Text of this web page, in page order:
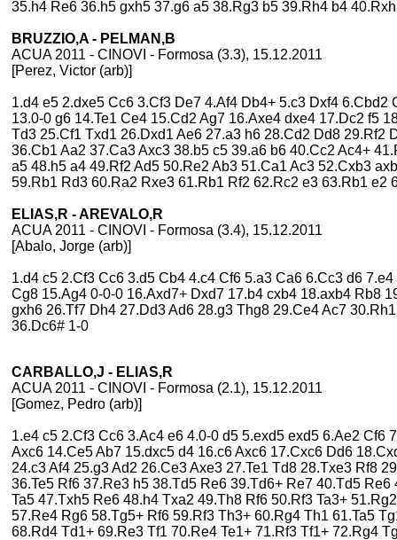
35.h4 Re6 36.h5 gxh5 37.g6 a5 38.Rg3 b5 39.Rh4 b4
BRUZZIO,A - PELMAN,B
ACUA 2011 - CINOVI - Formosa (3.3), 15.12.2011
[Perez, Victor (arb)]
1.d4 e5 2.dxe5 Cc6 3.Cf3 De7 4.Af4 Db4+ 5.c3 Dxf4
13.0-0 g6 14.Te1 Ce4 15.Cd2 Ag7 16.Axe4 dxe4 17.Dc2 f5
Td3 25.Cf1 Txd1 26.Dxd1 Ae6 27.a3 h6 28.Cd2 Dd8 29.Rf2
36.Cb1 Aa2 37.Ca3 Axc3 38.b5 c5 39.a6 b6 40.Cc2 Ac4+
a5 48.h5 a4 49.Rf2 Ad5 50.Re2 Ab3 51.Ca1 Ac3 52.Cxb3
59.Rb1 Rd3 60.Ra2 Rxe3 61.Rb1 Rf2 62.Rc2 e3 63.Rb1 e2
ELIAS,R - AREVALO,R
ACUA 2011 - CINOVI - Formosa (3.4), 15.12.2011
[Abalo, Jorge (arb)]
1.d4 c5 2.Cf3 Cc6 3.d5 Cb4 4.c4 Cf6 5.a3 Ca6 6.Cc3 d6
Cg8 15.Ag4 0-0-0 16.Axd7+ Dxd7 17.b4 cxb4 18.axb4 Rb8
gxh6 26.Tf7 Dh4 27.Dd3 Ad6 28.g3 Thg8 29.Ce4 Ac7
36.Dc6# 1-0
CARBALLO,J - ELIAS,R
ACUA 2011 - CINOVI - Formosa (2.1), 15.12.2011
[Gomez, Pedro (arb)]
1.e4 c5 2.Cf3 Cc6 3.Ac4 e6 4.0-0 d5 5.exd5 exd5 6.Ae2 Cf6
Axc6 14.Ce5 Ab7 15.dxc5 d4 16.c6 Axc6 17.Cxc6 Dd6
24.c3 Af4 25.g3 Ad2 26.Ce3 Axe3 27.Te1 Td8 28.Txe3 Rf8
36.Te5 Rf6 37.Re3 h5 38.Td5 Re6 39.Td6+ Re7 40.Td5
Ta5 47.Txh5 Re6 48.h4 Txa2 49.Th8 Rf6 50.Rf3 Ta3+
57.Re4 Rg6 58.Tg5+ Rf6 59.Rf3 Th3+ 60.Rg4 Th1 61.Ta5
68.Rd4 Td1+ 69.Re3 Tf1 70.Re4 Te1+ 71.Rf3 Tf1+ 72.Rg4